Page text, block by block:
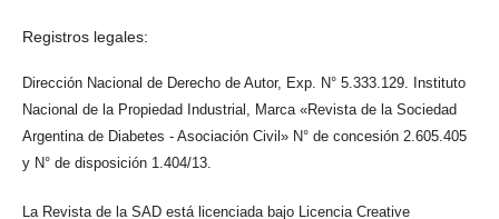
Registros legales:
Dirección Nacional de Derecho de Autor, Exp. N° 5.333.129. Instituto
Nacional de la Propiedad Industrial, Marca «Revista de la Sociedad
Argentina de Diabetes - Asociación Civil» N° de concesión 2.605.405
y N° de disposición 1.404/13.
La Revista de la SAD está licenciada bajo Licencia Creative